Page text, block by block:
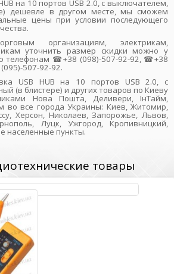
на 10 портов USB 2.0, с выключателем,
дешевле в другом месте, мы сможем
цены при условии последующего
организациям, электрикам,
уточнить размер скидки можно у
телефонам ☎+38 (098)-507-92-92, ☎+38
507-92-92.
USB HUB на 10 портов USB 2.0, с
(в блистере) и других товаров по Киеву
Нова Пошта, Деливери, ІнТайм,
во все города Украины: Киев, Житомир,
Херсон, Николаев, Запорожье, Львов,
Луцк, Ужгород, Кропивницкий,
населенные пункты.
товары